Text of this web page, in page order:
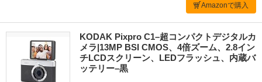
Amazonで購入
KODAK Pixpro C1–超コンパクトデジタルカ
メラ|13MP BSI CMOS、4倍ズーム、2.8イン
チLCDスクリーン、LEDフラッシュ、内蔵バ
ッテリー–黒